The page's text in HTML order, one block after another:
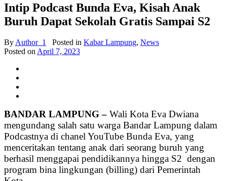
Intip Podcast Bunda Eva, Kisah Anak
Buruh Dapat Sekolah Gratis Sampai S2
ByAuthor_1 Posted in Kabar Lampung, News
Posted onApril 7, 2023
BANDAR LAMPUNG – Wali Kota Eva Dwiana
mengundang salah satu warga Bandar Lampung dalam
Podcastnya di chanel YouTube Bunda Eva, yang
menceritakan tentang anak dari seorang buruh yang
berhasil menggapai pendidikannya hingga S2 dengan
program bina lingkungan (billing) dari Pemerintah